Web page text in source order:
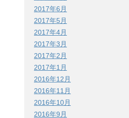
2017年6月
2017年5月
2017年4月
2017年3月
2017年2月
2017年1月
2016年12月
2016年11月
2016年10月
2016年9月